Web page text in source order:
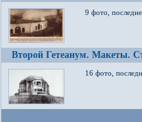
9 фото,
Второй Гетеанум. Макеты.
16 фото,